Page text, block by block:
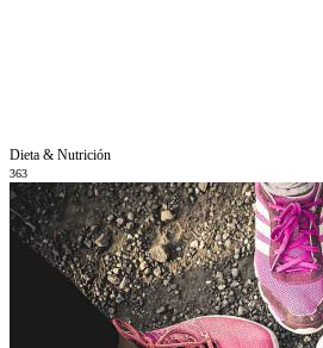
Dieta & Nutrición
363